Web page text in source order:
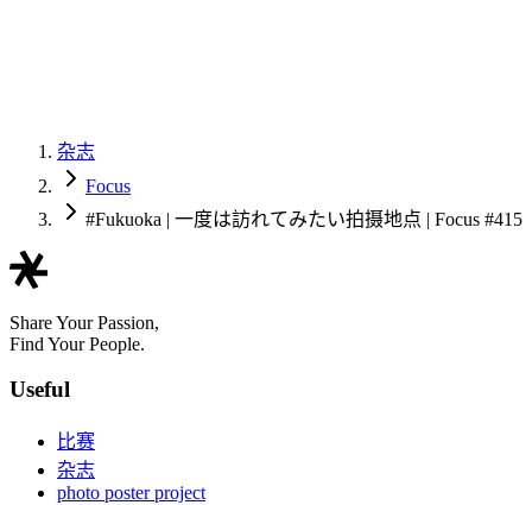
杂志
Focus
#Fukuoka | 一度は訪れてみたい拍摄地点 | Focus #415
Share Your Passion,
Find Your People.
Useful
比赛
杂志
photo poster project